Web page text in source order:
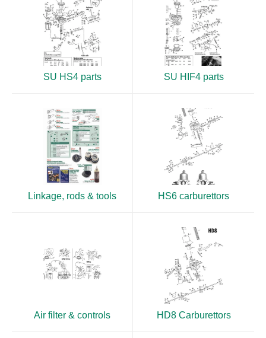
SU HS4 parts SU HIF4 parts
Linkage, rods & tools HS6 carburettors
Air filter & controls HD8 Carburettors